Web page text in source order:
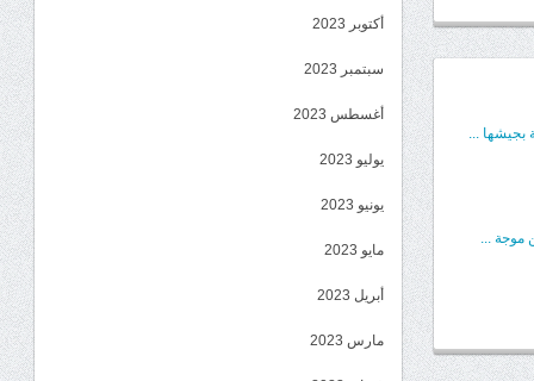
بجيشها ...
موجة ...
أكتوبر 2023
سبتمبر 2023
أغسطس 2023
يوليو 2023
يونيو 2023
مايو 2023
أبريل 2023
مارس 2023